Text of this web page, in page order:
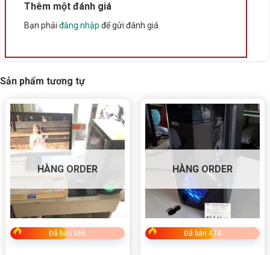
Thêm một đánh giá
Bạn phải đăng nhập để gửi đánh giá.
Sản phẩm tương tự
HÀNG ORDER
Đã bán 366
HÀNG ORDER
Đã bán 474